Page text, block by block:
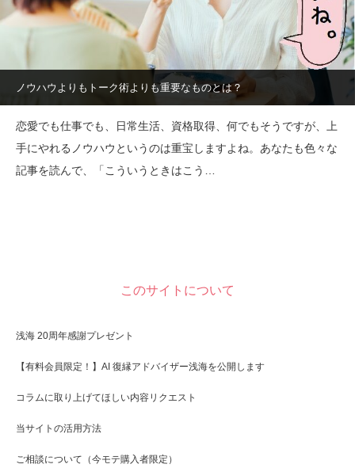
ノウハウよりもトーク術よりも重要なものとは？
恋愛でも仕事でも、日常生活、資格取得、何でもそうですが、上
手にやれるノウハウというのは重宝しますよね。あなたも色々な
記事を読んで、「こういうときはこう…
このサイトについて
浅海 20周年感謝プレゼント
【有料会員限定！】AI 復縁アドバイザー浅海を公開します
コラムに取り上げてほしい内容リクエスト
当サイトの活用方法
ご相談について（今モテ購入者限定）